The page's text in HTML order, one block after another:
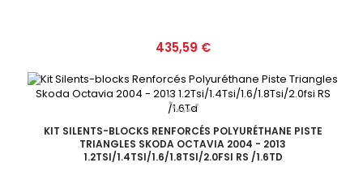
Prix
435,59 €
KIT SILENTS-BLOCKS RENFORCÉS POLYURÉTHANE PISTE
TRIANGLES SKODA OCTAVIA 2004 - 2013
1.2TSI/1.4TSI/1.6/1.8TSI/2.0FSI RS /1.6TD